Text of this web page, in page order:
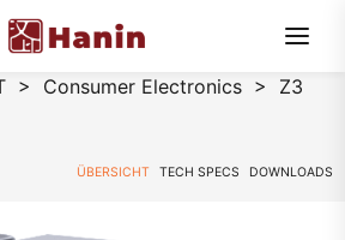
> Consumer Electronics >
Z3
ÜBERSICHT TECH SPECS DOWNLOADS